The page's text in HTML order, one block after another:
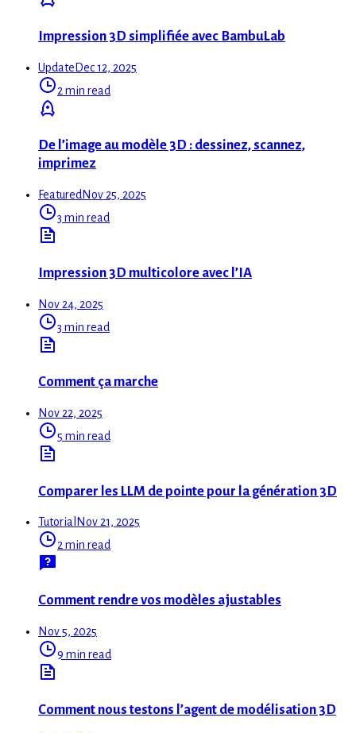
Impression 3D simplifiée avec BambuLab
Update Dec 12, 2025
2 min read
De l’image au modèle 3D : dessinez, scannez,
imprimez
Featured Nov 25, 2025
3 min read
Impression 3D multicolore avec l’IA
Nov 24, 2025
3 min read
Comment ça marche
Nov 22, 2025
5 min read
Comparer les LLM de pointe pour la génération 3D
Tutorial Nov 21, 2025
2 min read
Comment rendre vos modèles ajustables
Nov 5, 2025
9 min read
Comment nous testons l’agent de modélisation 3D